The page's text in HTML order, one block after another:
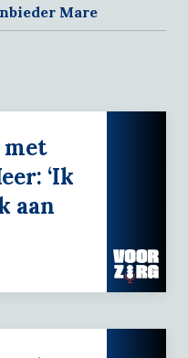
Mare
met
‘Ik
aan